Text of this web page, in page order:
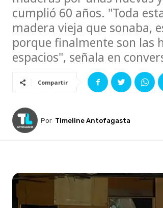
cumplió 60 años. "Toda
madera vieja que sonaba,
porque finalmente son las
espacios", señala en
Compartir
Por Timeline Antofagasta